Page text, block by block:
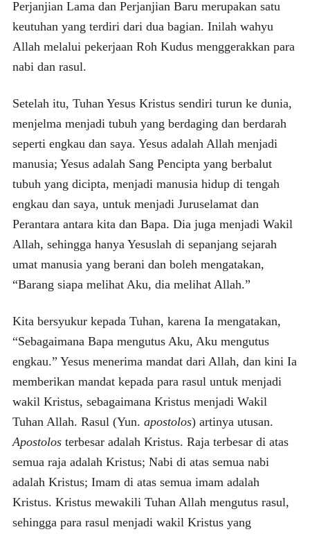
Perjanjian Lama dan Perjanjian Baru merupakan satu
keutuhan yang terdiri dari dua bagian. Inilah wahyu
Allah melalui pekerjaan Roh Kudus menggerakkan para
nabi dan rasul.
Setelah itu, Tuhan Yesus Kristus sendiri turun ke dunia,
menjelma menjadi tubuh yang berdaging dan berdarah
seperti engkau dan saya. Yesus adalah Allah menjadi
manusia; Yesus adalah Sang Pencipta yang berbalut
tubuh yang dicipta, menjadi manusia hidup di tengah
engkau dan saya, untuk menjadi Juruselamat dan
Perantara antara kita dan Bapa. Dia juga menjadi Wakil
Allah, sehingga hanya Yesuslah di sepanjang sejarah
umat manusia yang berani dan boleh mengatakan,
“Barang siapa melihat Aku, dia melihat Allah.”
Kita bersyukur kepada Tuhan, karena Ia mengatakan,
“Sebagaimana Bapa mengutus Aku, Aku mengutus
engkau.” Yesus menerima mandat dari Allah, dan kini Ia
memberikan mandat kepada para rasul untuk menjadi
wakil Kristus, sebagaimana Kristus menjadi Wakil
Tuhan Allah. Rasul (Yun. apostolos) artinya utusan.
Apostolosterbesar adalah Kristus. Raja terbesar di atas
semua raja adalah Kristus; Nabi di atas semua nabi
adalah Kristus; Imam di atas semua imam adalah
Kristus. Kristus mewakili Tuhan Allah mengutus rasul,
sehingga para rasul menjadi wakil Kristus yang